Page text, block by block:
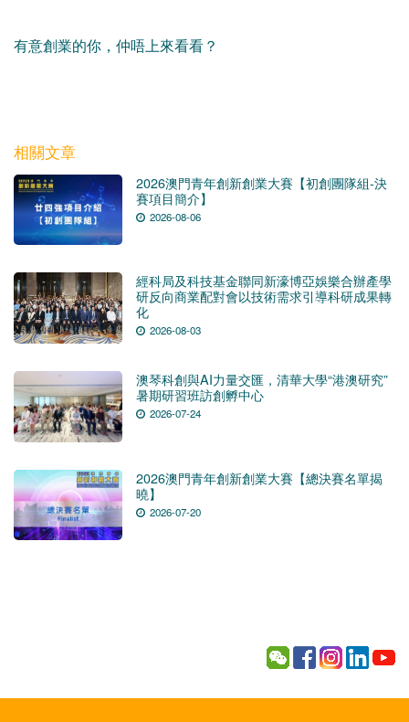
有意創業的你，仲唔上來看看？
相關文章
2026澳門青年創新創業大賽【初創團隊組-決
賽項目簡介】
2026-08-06
經科局及科技基金聯同新濠博亞娛樂合辦產學
研反向商業配對會以技術需求引導科研成果轉
化
2026-08-03
澳琴科創與AI力量交匯，清華大學“港澳研究”
暑期研習班訪創孵中心
2026-07-24
2026澳門青年創新創業大賽【總決賽名單揭
曉】
2026-07-20